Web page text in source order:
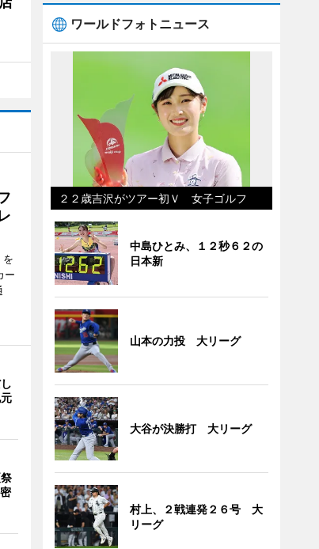
を
ー
ワールドフォトニュース
２２歳吉沢がツアー初Ｖ 女子ゴルフ
中島ひとみ、１２秒６２の
日本新
山本の力投 大リーグ
大谷が決勝打 大リーグ
村上、２戦連発２６号 大
リーグ